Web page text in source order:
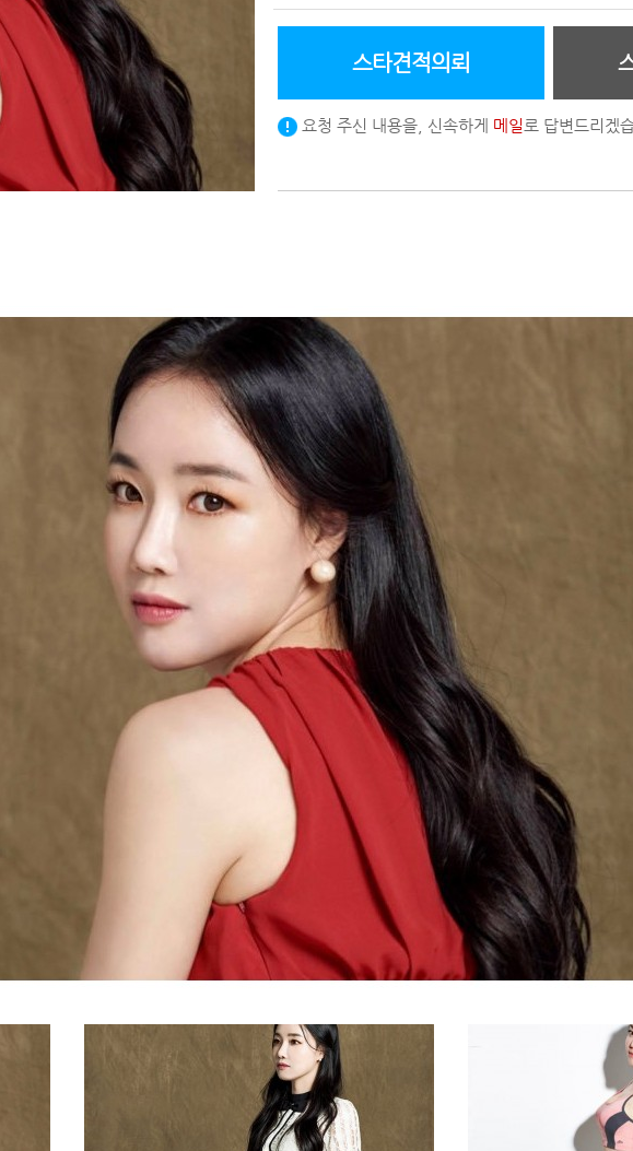
스타견적의뢰
요청 주신 내용을, 신속하게 메일 로 답변드리겠